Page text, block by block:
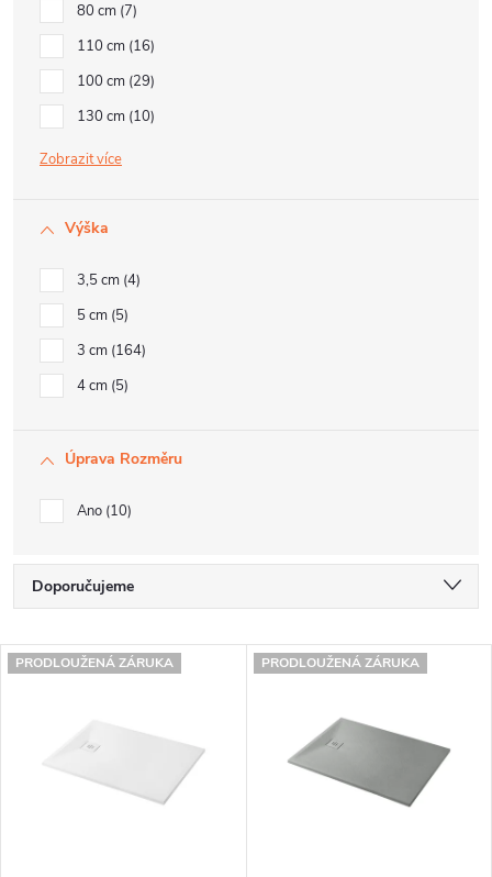
80 cm 7
110 cm 16
100 cm 29
130 cm 10
Zobrazit
Výška
3,5 cm 4
5 cm 5
3 cm 164
4 cm 5
Úprava Rozměru
Ano 10
Ř
z
Doporučujeme
Nejdražší
V
PRODLOUŽENÁ ZÁRUKA PRODLOUŽENÁ ZÁRUKA